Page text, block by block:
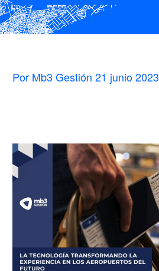
Por Mb3 Gestión 21 junio 2023